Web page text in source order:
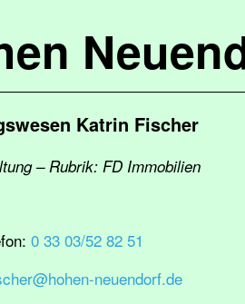
Katrin Fischer
– Rubrik: FD Immobilien
0 33 03/52 82 51
neuendorf.de